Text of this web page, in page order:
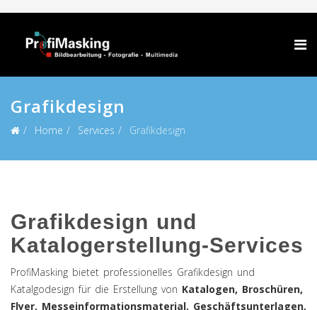
Grafikdesign
Home Services Grafikdesign
Grafikdesign und
Katalogerstellung-Services
ProfiMasking bietet professionelles Grafikdesign und
Katalgodesign für die Erstellung von Katalogen, Broschüren,
Flyer, Messeinformationsmaterial, Geschäftsunterlagen,